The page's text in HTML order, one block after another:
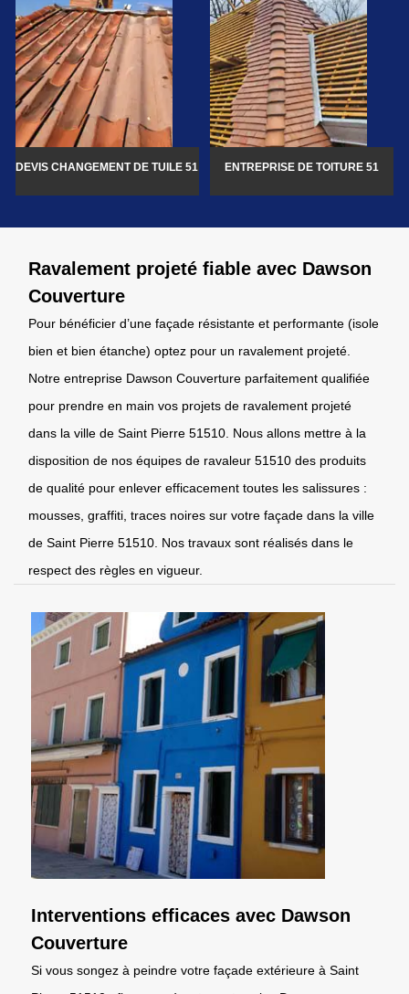
DEVIS CHANGEMENT DE TUILE 51 ENTREPRISE DE TOITURE 51
Ravalement projeté fiable avec Dawson
Couverture
Pour bénéficier d’une façade résistante et performante (isole
bien et bien étanche) optez pour un ravalement projeté.
Notre entreprise Dawson Couverture parfaitement qualifiée
pour prendre en main vos projets de ravalement projeté
dans la ville de Saint Pierre 51510. Nous allons mettre à la
disposition de nos équipes de ravaleur 51510 des produits
de qualité pour enlever efficacement toutes les salissures :
mousses, graffiti, traces noires sur votre façade dans la ville
de Saint Pierre 51510. Nos travaux sont réalisés dans le
respect des règles en vigueur.
Interventions efficaces avec Dawson
Couverture
Si vous songez à peindre votre façade extérieure à Saint